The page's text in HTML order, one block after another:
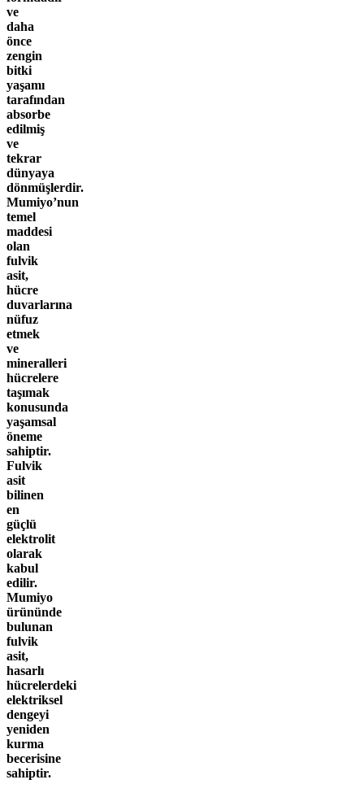
ve
daha
önce
zengin
bitki
yaşamı
tarafından
absorbe
edilmiş
ve
tekrar
dünyaya
dönmüşlerdir.
Mumiyo’nun
temel
maddesi
olan
fulvik
asit,
hücre
duvarlarına
nüfuz
etmek
ve
mineralleri
hücrelere
taşımak
konusunda
yaşamsal
öneme
sahiptir.
Fulvik
asit
bilinen
en
güçlü
elektrolit
olarak
kabul
edilir.
Mumiyo
ürününde
bulunan
fulvik
asit,
hasarlı
hücrelerdeki
elektriksel
dengeyi
yeniden
kurma
becerisine
sahiptir.